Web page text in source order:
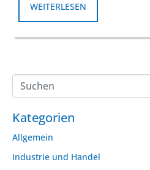
WEITERLESEN
Kategorien
Allgemein
Industrie und Handel